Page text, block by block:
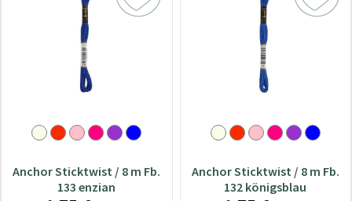
Anchor Sticktwist / 8 m Fb.
133 enzian
Anchor Sticktwist / 8 m Fb.
132 königsblau